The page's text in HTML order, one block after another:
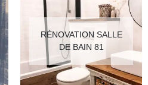
RÉNOVATION SALLE
DE BAIN 81